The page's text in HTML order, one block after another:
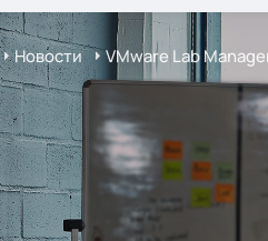
Новости VMware Lab